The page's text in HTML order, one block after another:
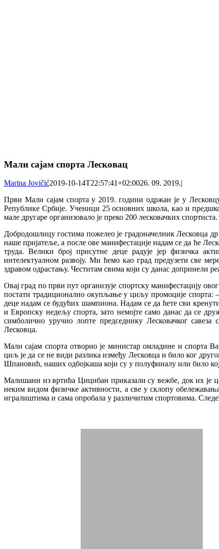
Мали сајам спорта Лесковац
Marina Jovičić2019-10-14T22:57:41+02:0026. 09. 2019.|
Први Мали сајам спорта у 2019. години одржан је у
Републике Србије. Ученици 25 основних школа, као и
мале другаре организовало је преко 200 лесковачких спортиста.
Добродошлицу гостима пожелео је градоначелник Лесковца
наше пријатеље, а после ове манифестације надам се да ће
труда. Велики број присутне деце радује јер физичка
интелектуалном развоју. Ми ћемо као град предузети све
здравом одрастању. Честитам свима који су данас допринели
Овај град по први пут организује спортску манифестацију
постати традиционално окупљање у циљу промоције спорта:
деце надам се будућих шампиона. Надам се да ћете сви
и Европску недељу спорта, зато немојте само данас да се
симболично уручио лопте председнику Лесковачког
Лесковца.
Мали сајам спорта отворио је министар омладине и
циљ је да се не види разлика између Лесковца и било ког
Шпановић, наших одбојкаша који су у полуфиналу или било
Малишани из вртића Цицибан приказали су вежбе, док их је
неким видом физичке активности, а све у склопу
игралиштима и сама опробала у различитим спортовима.